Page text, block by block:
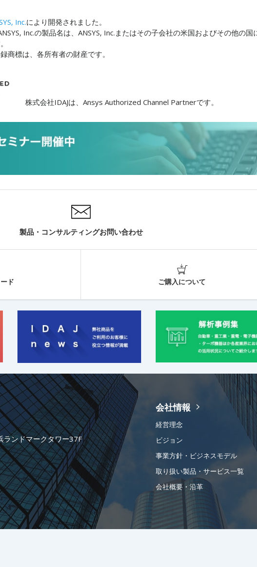
Inc.により開発されました。
Inc.の製品名は、ANSYS, Inc.またはその子会社の米国およびその他の国
商標は、各所有者の財産です。
株式会社IDAJは、Ansys Authorized Channel Partnerです。
製品・コンサルティングお問い合わせ
ド ご購入について
ンドマークタワー37F
会社情報
経営理念
ビジョン
事業方針・ビジネスモデル
取り扱い製品・サービス一覧
会社概要・沿革